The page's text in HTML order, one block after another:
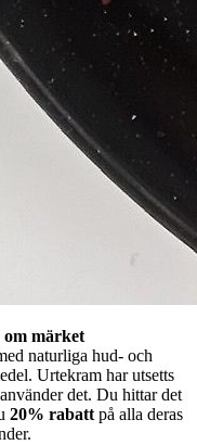
om märket
naturliga hud- och
Urtekram har utsetts
det. Du hittar det
20% rabattpå alla deras